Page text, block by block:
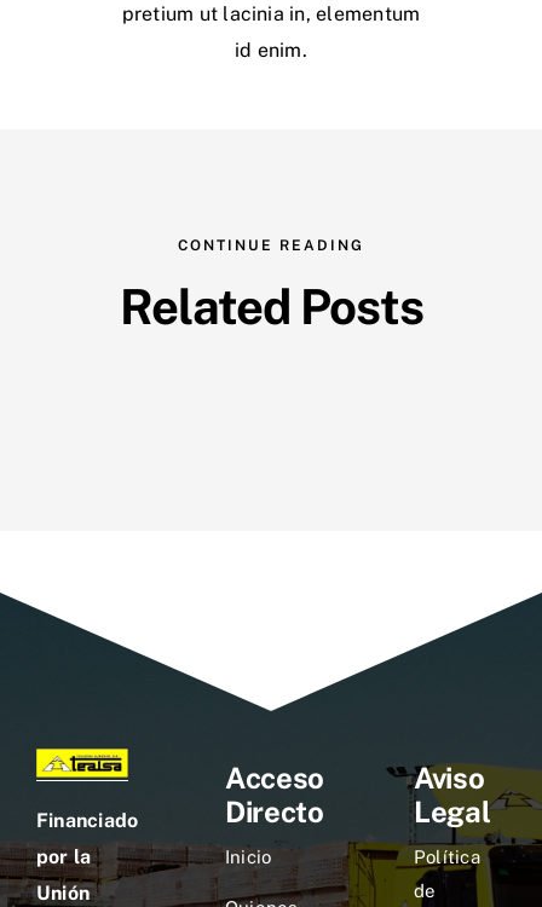
pretium ut lacinia in, elementum
id enim.
CONTINUE READING
Related Posts
Financiado
por la
Unión
Acceso
Directo
Inicio
Aviso
Legal
Política
de